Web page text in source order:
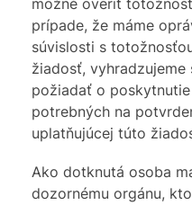
prípade, že máme
súvislosti s
žiadosť,
požiadať o
potrebných na
uplatňujúcej túto
Ako dotknutá osoba
dozornému orgánu,